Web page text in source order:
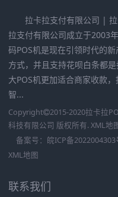
拉卡拉支付有限公司 |
拉支付有限公司成立于2003
码POS机是现在引领时代的
方式，并且支持花呗白条都
大POS机更加适合商家收款
智...
Copyright 2015-2020拉卡拉
科技有限公司 版权所有. XML地
备案号： 皖ICP备2022004303
XML地图
联系我们